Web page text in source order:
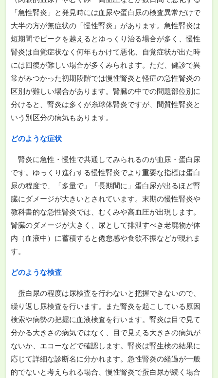
「急性腎炎」と発見時には血尿や蛋白尿の検査異常だけで
大半の方が無症状の「慢性腎炎」があります。急性腎炎は
短期間でピークを越えるとゆっくり治る場合が多く、慢性
腎炎は自覚症状なく何年もかけて悪化、自覚症状が出た時
には回復が難しい場合が多くみられます。ただ、健診で異
常がみつかった初期段階では慢性腎炎と軽症の急性腎炎の
区別が難しい場合があります。腎臓の中での問題部位別に
分けると、腎炎は多くが糸球体腎炎ですが、間質性腎炎と
いう別区分の病気もあります。
どのような症状
腎炎に急性・慢性で共通してみられるのが血尿・蛋白尿
です。ゆっくり進行する慢性腎炎でより重要な指標は蛋白
尿の程度で、「多量で」「長期間に」蛋白尿が出るほど腎
臓にダメージが大きいとされています。末期の慢性腎炎や
教科書的な急性腎炎では、むくみや高血圧が出現します。
腎臓のダメージが大きく、尿として排泄すべき老廃物が体
内（血液中）に蓄積すると倦怠感や食欲不振などが現れま
す。
どのような検査
蛋白尿の程度は尿検査を行わないと把握できないので、
繰り返し尿検査を行います。また腎炎を起こしている原因
検索や病勢の把握に血液検査を行います。腎炎は目で見て
分かる大きさの病気ではなく、目で見える大きさの病気が
ないか、エコーなどで確認します。腎炎は腎生検の結果に
応じて詳細な診断名に分かれます。急性腎炎の経過が一般
的でないと考えられる場合、慢性腎炎で蛋白尿が続く場合